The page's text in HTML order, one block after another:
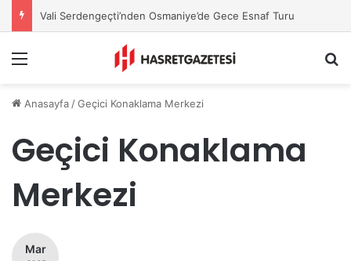
Vali Serdengeçti’nden Osmaniye’de Gece Esnaf Turu
Anasayfa /Geçici Konaklama Merkezi
Geçici Konaklama
Merkezi
Mar